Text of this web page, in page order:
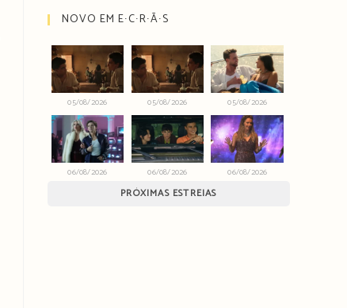
NOVO EM E∙C∙R∙Ã∙S
05/08/2026 05/08/2026 05/08/2026
06/08/2026 06/08/2026 06/08/2026
PRÓXIMAS ESTREIAS